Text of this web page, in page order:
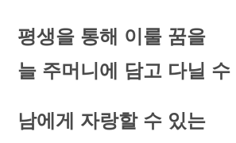
평생을 통해 이룰 꿈을
늘 주머니에 담고 다닐 수
남에게 자랑할 수 있는